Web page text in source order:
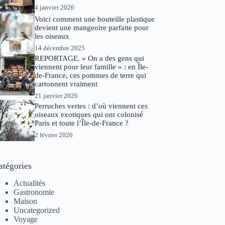
4 janvier 2026
Voici comment une bouteille plastique
devient une mangeoire parfaite pour
les oiseaux
14 décembre 2025
REPORTAGE. « On a des gens qui
viennent pour leur famille » : en Île-
de-France, ces pommes de terre qui
cartonnent vraiment
21 janvier 2026
Perruches vertes : d’où viennent ces
oiseaux exotiques qui ont colonisé
Paris et toute l’Île-de-France ?
2 février 2026
Actualités
Gastronomie
Maison
Uncategorized
Voyage